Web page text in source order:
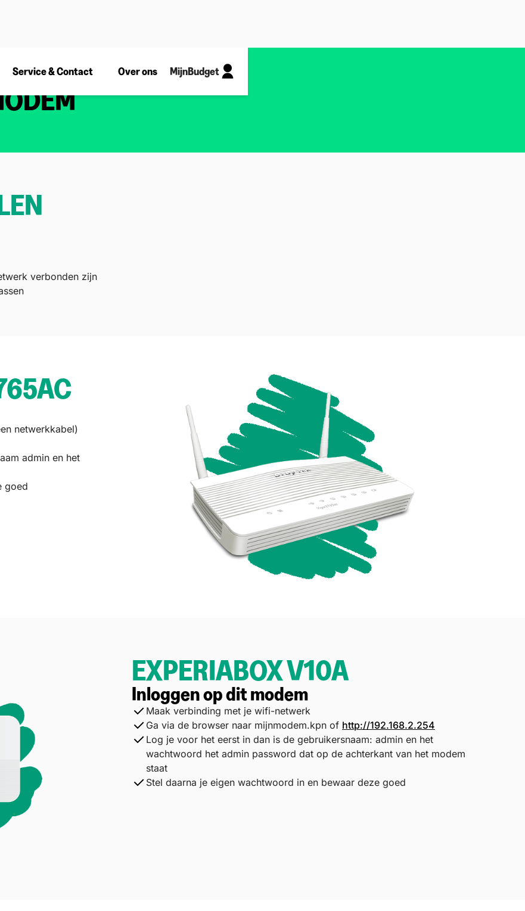
Service & Contact Over ons MijnBudget
verbonden zijn
netwerkkabel)
admin en het
goed
EXPERIABOX V10A
Inloggen op dit modem
Maak verbinding met je wifi-netwerk
Ga via de browser naar mijnmodem.kpn of http://192.168.2.254
Log je voor het eerst in dan is de gebruikersnaam: admin en het
wachtwoord het admin password dat op de achterkant van het modem
staat
Stel daarna je eigen wachtwoord in en bewaar deze goed